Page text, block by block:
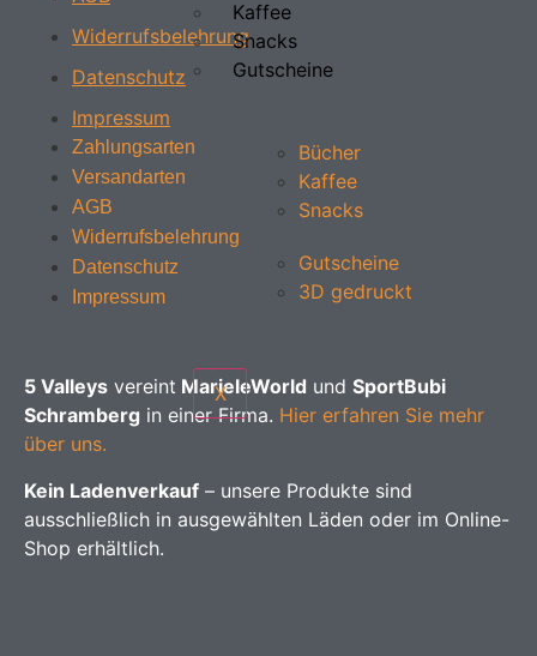
Kaffee
Snacks
Gutscheine
Bücher
Kaffee
Snacks
Gutscheine
3D gedruckt
X
Widerrufsbelehrung
Datenschutz
Impressum
Zahlungsarten
Versandarten
AGB
Widerrufsbelehrung
Datenschutz
Impressum
5 Valleys vereint MarieleWorld und SportBubi
Schramberg in einer Firma. Hier erfahren Sie mehr
über uns.
Kein Ladenverkauf – unsere Produkte sind
ausschließlich in ausgewählten Läden oder im Online-
Shop erhältlich.